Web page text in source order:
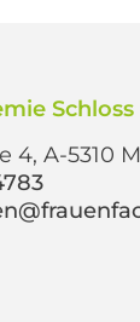
4, A-5310